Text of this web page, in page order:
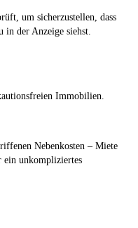
um sicherzustellen, dass
in der Anzeige siehst.
Immobilien.
Nebenkosten – Miete
ein unkompliziertes